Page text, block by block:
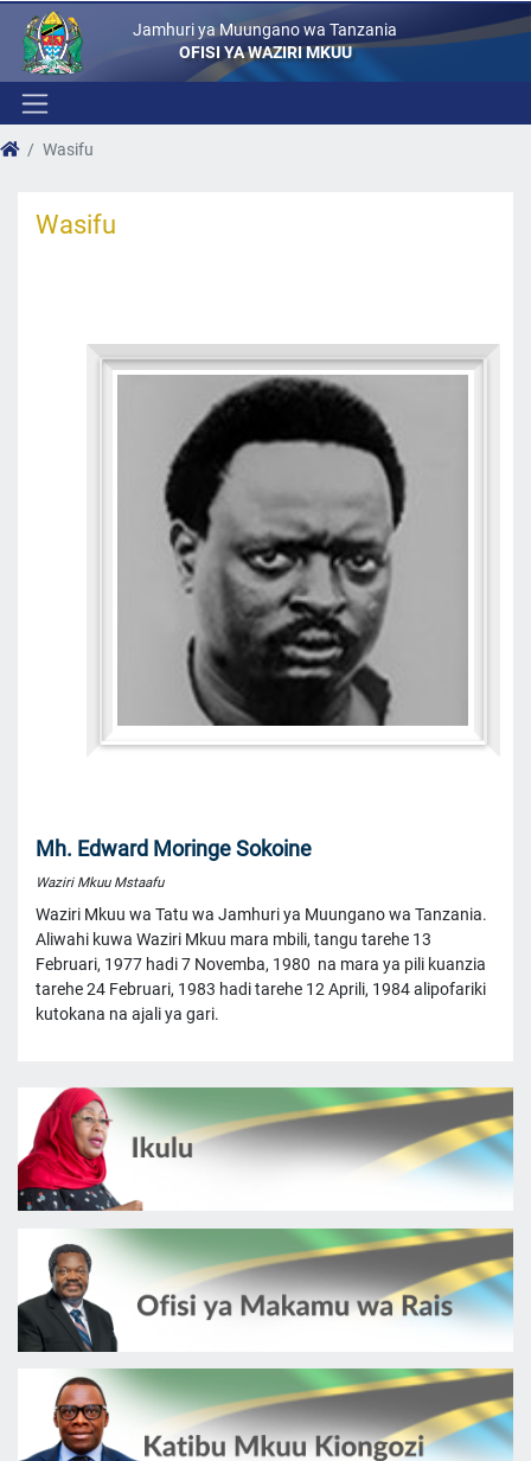
Jamhuri ya Muungano wa Tanzania
OFISI YA WAZIRI MKUU
Wasifu
Wasifu
Mh. Edward Moringe Sokoine
Waziri Mkuu Mstaafu
Waziri Mkuu wa Tatu wa Jamhuri ya Muungano wa Tanzania.
Aliwahi kuwa Waziri Mkuu mara mbili, tangu tarehe 13
Februari, 1977 hadi 7 Novemba, 1980 na mara ya pili kuanzia
tarehe 24 Februari, 1983 hadi tarehe 12 Aprili, 1984 alipofariki
kutokana na ajali ya gari.